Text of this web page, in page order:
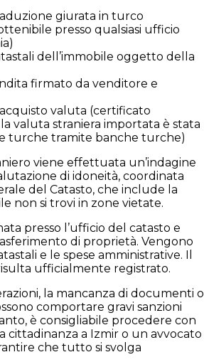
giurata in turco
presso qualsiasi ufficio
dell’immobile oggetto della
firmato da venditore e
valuta (certificato
valuta straniera importata è stata
turche tramite banche turche)
viene effettuata un’indagine
di idoneità, coordinata
del Catasto, che include la
non si trovi in zone vietate.
presso l’ufficio del catasto e
di proprietà. Vengono
e le spese amministrative. Il
ufficialmente registrato.
la mancanza di documenti o
comportare gravi sanzioni
è consigliabile procedere con
cittadinanza a Izmir o un avvocato
che tutto si svolga